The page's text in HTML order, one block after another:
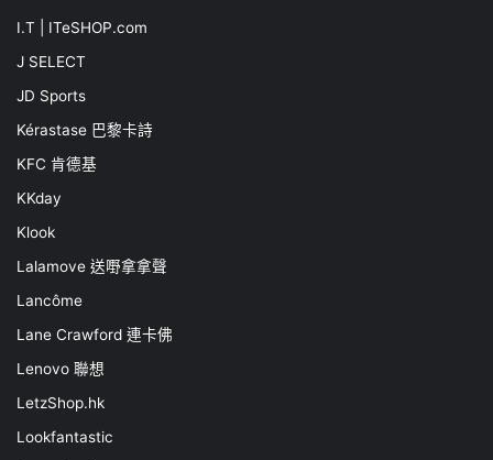
I.T | ITeSHOP.com
J SELECT
JD Sports
Kérastase 巴黎卡詩
KFC 肯德基
KKday
Klook
Lalamove 送嘢拿拿聲
Lancôme
Lane Crawford 連卡佛
Lenovo 聯想
LetzShop.hk
Lookfantastic